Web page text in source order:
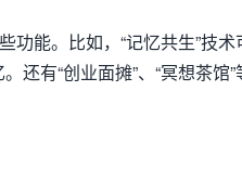
功能。比如，“记忆共生”技
还有“创业面摊”、“冥想茶